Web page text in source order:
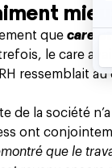
que care
le care
ressemblait
de la société
ont
que le